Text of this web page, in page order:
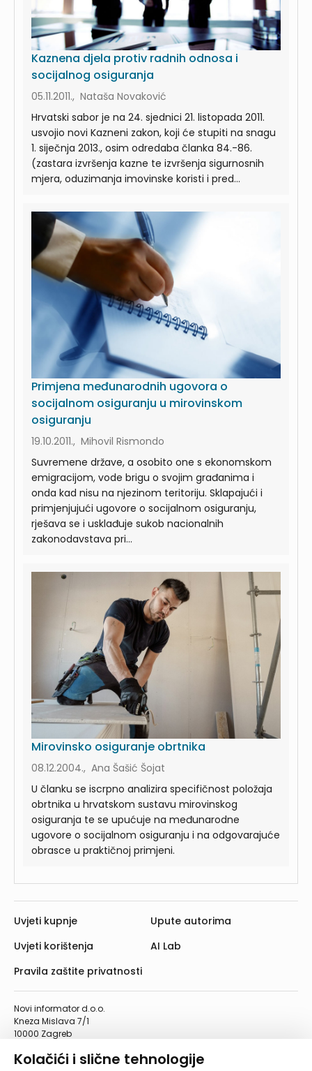
Kolačići i slične tehnologije
Kaznena djela protiv radnih odnosa i
socijalnog osiguranja
05.11.2011., Nataša Novaković
Hrvatski sabor je na 24. sjednici 21. listopada 2011.
usvojio novi Kazneni zakon, koji će stupiti na snagu
1. siječnja 2013., osim odredaba članka 84.-86.
(zastara izvršenja kazne te izvršenja sigurnosnih
mjera, oduzimanja imovinske koristi i pred...
Primjena međunarodnih ugovora o
socijalnom osiguranju u mirovinskom
osiguranju
19.10.2011., Mihovil Rismondo
Suvremene države, a osobito one s ekonomskom
emigracijom, vode brigu o svojim građanima i
onda kad nisu na njezinom teritoriju. Sklapajući i
primjenjujući ugovore o socijalnom osiguranju,
rješava se i usklađuje sukob nacionalnih
zakonodavstava pri...
Mirovinsko osiguranje obrtnika
08.12.2004., Ana Šašić Šojat
U članku se iscrpno analizira specifičnost položaja
obrtnika u hrvatskom sustavu mirovinskog
osiguranja te se upućuje na međunarodne
ugovore o socijalnom osiguranju i na odgovarajuće
obrasce u praktičnoj primjeni.
Novi informator d.o.o.
Kneza Mislava 7/1
10000 Zagreb
Telefaks: 01/4612-553
Uvjeti kupnje
Uvjeti korištenja
Pravila zaštite privatnosti
Upute autorima
AI Lab